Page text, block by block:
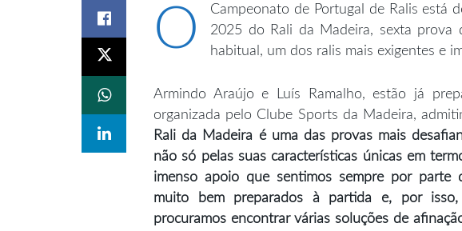
O
Campeonato de Portugal de Ralis está
2025 do Rali da Madeira, sexta prova
habitual, um dos ralis mais exigentes e
Armindo Araújo e Luís Ramalho, estão já
organizada pelo Clube Sports da Madeira,
Rali da Madeira é uma das provas mais
não só pelas suas características únicas em
imenso apoio que sentimos sempre por parte
muito bem preparados à partida e, por
procuramos encontrar várias soluções de